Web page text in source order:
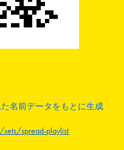
名前データをもとに生成
spread-playlist